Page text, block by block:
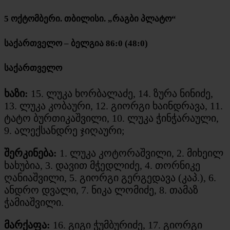
5 ოქტომბერი. თბილისი. „რაგბი პლატო“
საქართველო – ბელგია 86:0 (48:0)
საქართველო
ხაზი: 15. ლუკა ხორბალაძე, 14. ზურა ნინიძე,
13. ლუკა კობაური, 12. გიორგი ხაინდრავა, 11.
ტატო ბურთიკაშვილი, 10. ლუკა ჭინჭარაული,
9. ალექსანდრე ჯიღაური;
შერკინება: 1. ლუკა კოტორაშვილი, 2. მიხეილ
ხახუბია, 3. დავით მჭედლიძე, 4. თორნიკე
ღანიაშვილი, 5. გიორგი გერგედავა (კაპ.), 6.
ანდრო დვალი, 7. ნიკა ლომიძე, 8. თამაზ
ჭამიაშვილი.
მარქაფა: 16. გიგი ჭუმბურიძე, 17. გიორგი